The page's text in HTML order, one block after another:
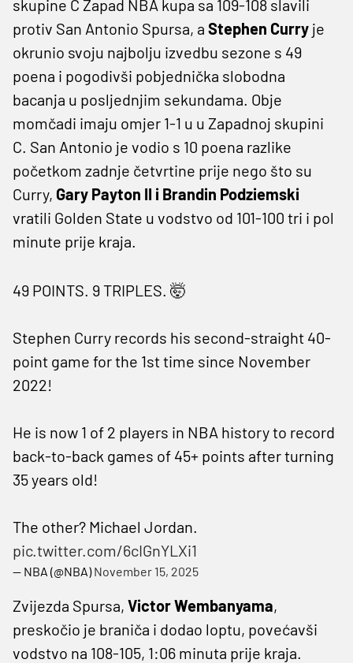
skupine C Zapad NBA kupa sa 109-108 slavili
protiv San Antonio Spursa, a Stephen Curry je
okrunio svoju najbolju izvedbu sezone s 49
poena i pogodivši pobjednička slobodna
bacanja u posljednjim sekundama. Obje
momčadi imaju omjer 1-1 u u Zapadnoj skupini
C. San Antonio je vodio s 10 poena razlike
početkom zadnje četvrtine prije nego što su
Curry, Gary Payton II i Brandin Podziemski
vratili Golden State u vodstvo od 101-100 tri i pol
minute prije kraja.
49 POINTS. 9 TRIPLES. 🤯
Stephen Curry records his second-straight 40-
point game for the 1st time since November
2022!
He is now 1 of 2 players in NBA history to record
back-to-back games of 45+ points after turning
35 years old!
The other? Michael Jordan.
pic.twitter.com/6cIGnYLXi1
— NBA (@NBA)November 15, 2025
Zvijezda Spursa, Victor Wembanyama,
preskočio je braniča i dodao loptu, povećavši
vodstvo na 108-105, 1:06 minuta prije kraja.